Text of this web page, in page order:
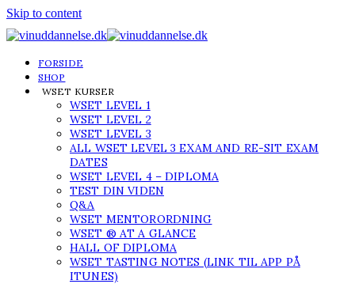
Skip to content
FORSIDE
SHOP
WSET KURSER
WSET LEVEL 1
WSET LEVEL 2
WSET LEVEL 3
ALL WSET LEVEL 3 EXAM AND RE-SIT EXAM
DATES
WSET LEVEL 4 – DIPLOMA
TEST DIN VIDEN
Q&A
WSET MENTORORDNING
WSET ® AT A GLANCE
HALL OF DIPLOMA
WSET TASTING NOTES (LINK TIL APP PÅ
ITUNES)